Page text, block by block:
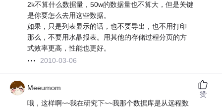
2k不算什么数据量，50w的数据量也不算大，但是关键
是你要怎么去用这些数据。
如果，只是列表显示的话，也不要导出，也不用打印
那么，不要用水晶报表。用其他的存储过程分页的方
式效率更高，性能也更好。
2010-03-06
Meeumom
哦，这样啊~~我在研究下~~我那个数据库是从远程数
赞